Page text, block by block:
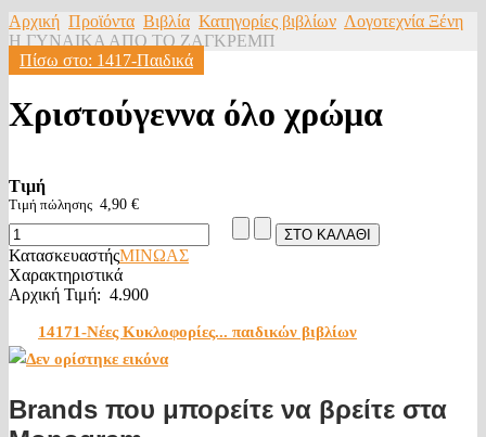
Αρχική Προϊόντα Βιβλία Κατηγορίες βιβλίων Λογοτεχνία Ξένη
Η ΓΥΝΑΙΚΑ ΑΠΟ ΤΟ ΖΑΓΚΡΕΜΠ
Πίσω στο: 1417-Παιδικά
Χριστούγεννα όλο χρώμα
Τιμή
Τιμή πώλησης 4,90 €
ΚατασκευαστήςΜΙΝΩΑΣ
Χαρακτηριστικά
Αρχική Τιμή: 4.900
14171-Νέες Κυκλοφορίες... παιδικών βιβλίων
Brands που μπορείτε να βρείτε στα